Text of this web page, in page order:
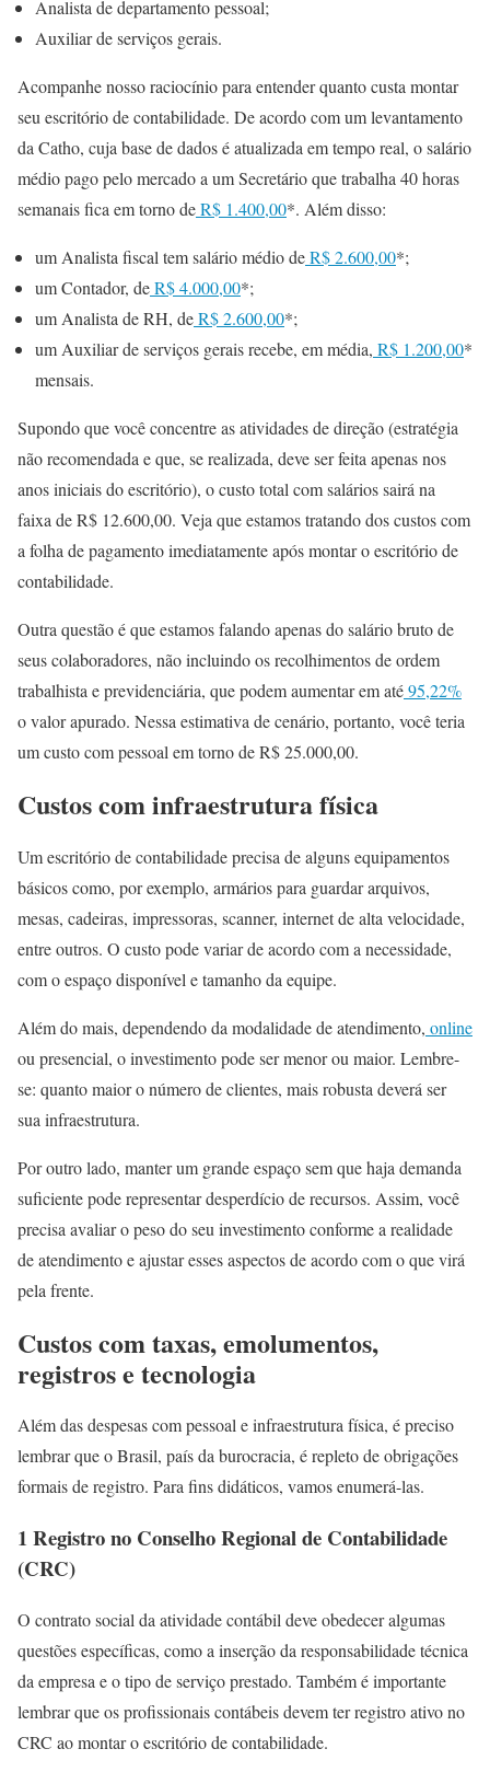
Analista de departamento pessoal;
Auxiliar de serviços gerais.
Acompanhe nosso raciocínio para entender quanto custa montar
seu escritório de contabilidade. De acordo com um levantamento
da Catho, cuja base de dados é atualizada em tempo real, o salário
médio pago pelo mercado a um Secretário que trabalha 40 horas
semanais fica em torno deR$ 1.400,00*. Além disso:
um Analista fiscal tem salário médio deR$ 2.600,00*;
um Contador, deR$ 4.000,00*;
um Analista de RH, deR$ 2.600,00*;
um Auxiliar de serviços gerais recebe, em média, R$ 1.200,00*
mensais.
Supondo que você concentre as atividades de direção (estratégia
não recomendada e que, se realizada, deve ser feita apenas nos
anos iniciais do escritório), o custo total com salários sairá na
faixa de R$ 12.600,00. Veja que estamos tratando dos custos com
a folha de pagamento imediatamente após montar o escritório de
contabilidade.
Outra questão é que estamos falando apenas do salário bruto de
seus colaboradores, não incluindo os recolhimentos de ordem
trabalhista e previdenciária, que podem aumentar em até95,22%
o valor apurado. Nessa estimativa de cenário, portanto, você teria
um custo com pessoal em torno de R$ 25.000,00.
Custos com infraestrutura física
Um escritório de contabilidade precisa de alguns equipamentos
básicos como, por exemplo, armários para guardar arquivos,
mesas, cadeiras, impressoras, scanner, internet de alta velocidade,
entre outros. O custo pode variar de acordo com a necessidade,
com o espaço disponível e tamanho da equipe.
Além do mais, dependendo da modalidade de atendimento, online
ou presencial, o investimento pode ser menor ou maior. Lembre-
se: quanto maior o número de clientes, mais robusta deverá ser
sua infraestrutura.
Por outro lado, manter um grande espaço sem que haja demanda
suficiente pode representar desperdício de recursos. Assim, você
precisa avaliar o peso do seu investimento conforme a realidade
de atendimento e ajustar esses aspectos de acordo com o que virá
pela frente.
Custos com taxas, emolumentos,
registros e tecnologia
Além das despesas com pessoal e infraestrutura física, é preciso
lembrar que o Brasil, país da burocracia, é repleto de obrigações
formais de registro. Para fins didáticos, vamos enumerá-las.
1 Registro no Conselho Regional de Contabilidade
(CRC)
O contrato social da atividade contábil deve obedecer algumas
questões específicas, como a inserção da responsabilidade técnica
da empresa e o tipo de serviço prestado. Também é importante
lembrar que os profissionais contábeis devem ter registro ativo no
CRC ao montar o escritório de contabilidade.